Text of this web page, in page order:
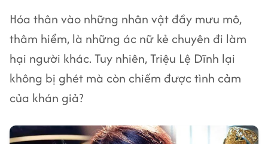
Hóa thân vào những nhân vật đầy mưu mô,
thâm hiểm, là những ác nữ kẻ chuyên đi làm
hại người khác. Tuy nhiên, Triệu Lệ Dĩnh lại
không bị ghét mà còn chiếm được tình cảm
của khán giả?